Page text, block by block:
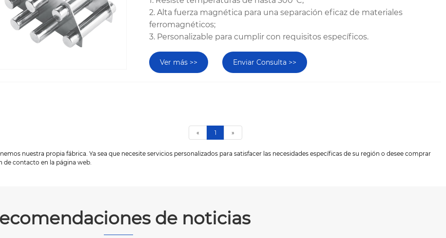
2. Alta fuerza magnética para una separación eficaz de materiales
ferromagnéticos;
3. Personalizable para cumplir con requisitos específicos.
Ver más >> Enviar Consulta >>
« 1 »
nuestra propia fábrica. Ya sea que necesite servicios personalizados para satisfacer las necesidades específicas de su región o desee comprar
de contacto en la página web.
de noticias